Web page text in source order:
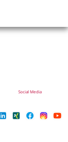
Social Media